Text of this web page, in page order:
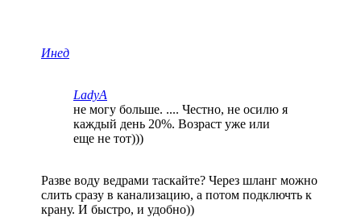
Инед
LadyA
не могу больше. .... Честно, не осилю я
каждый день 20%. Возраст уже или
еще не тот)))
Разве воду ведрами таскайте? Через шланг можно
слить сразу в канализацию, а потом подключть к
крану. И быстро, и удобно))